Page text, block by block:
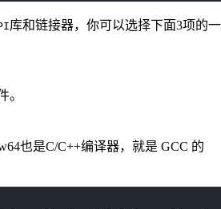
库和链接器，你可以选择下面3项的一
。
也是C/C++编译器，就是 GCC 的